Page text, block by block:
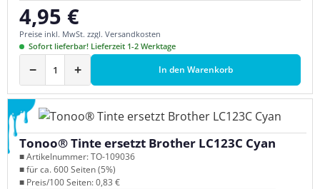
Regulärer Preis:
4,95 €
Preise inkl. MwSt. zzgl. Versandkosten
Sofort lieferbar! Lieferzeit 1-2 Werktage
− + In den Warenkorb
Tonoo® Tinte ersetzt Brother LC123C Cyan
■ Artikelnummer: TO-109036
■ für ca. 600 Seiten (5%)
■ Preis/100 Seiten: 0,83 €